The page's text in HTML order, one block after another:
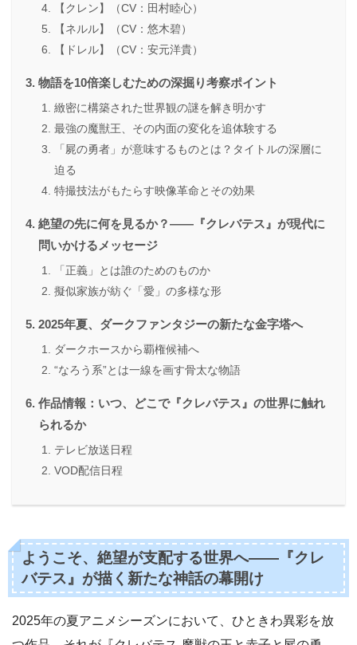
【クレン】（CV：田村睦心）
【ネルル】（CV：悠木碧）
【ドレル】（CV：安元洋貴）
物語を10倍楽しむための深掘り考察ポイント
緻密に構築された世界観の謎を解き明かす
最強の魔獣王、その内面の変化を追体験する
「屍の勇者」が意味するものとは？タイトルの深層に
迫る
特撮技法がもたらす映像革命とその効果
絶望の先に何を見るか？——『クレバテス』が現代に
問いかけるメッセージ
「正義」とは誰のためのものか
擬似家族が紡ぐ「愛」の多様な形
2025年夏、ダークファンタジーの新たな金字塔へ
ダークホースから覇権候補へ
“なろう系”とは一線を画す骨太な物語
作品情報：いつ、どこで『クレバテス』の世界に触れ
られるか
テレビ放送日程
VOD配信日程
ようこそ、絶望が支配する世界へ——『クレ
バテス』が描く新たな神話の幕開け
2025年の夏アニメシーズンにおいて、ひときわ異彩を放